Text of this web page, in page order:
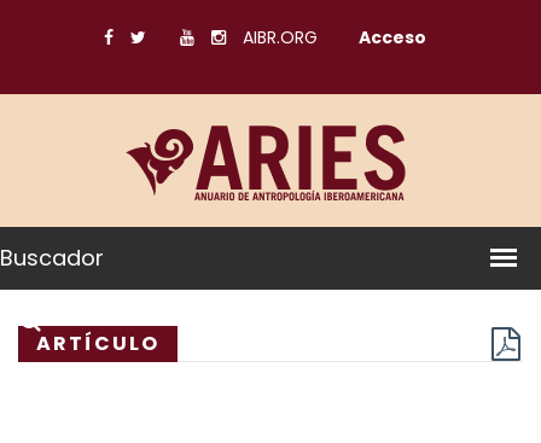
AIBR.ORG Acceso
Buscador
ARTÍCULO